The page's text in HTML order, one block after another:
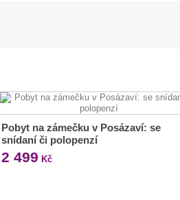
Pobyt na zámečku v Posázaví: se
snídaní či polopenzí
2 499 Kč